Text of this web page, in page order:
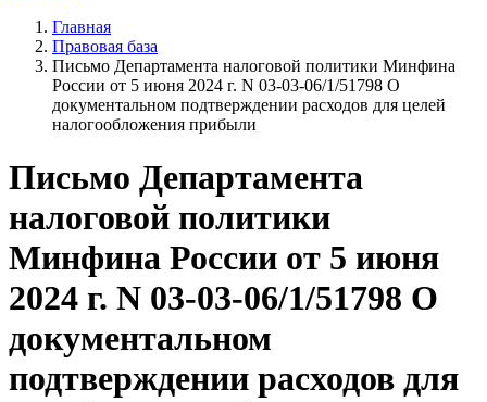
Главная
Правовая база
Письмо Департамента налоговой политики Минфина
России от 5 июня 2024 г. N 03-03-06/1/51798 О
документальном подтверждении расходов для целей
налогообложения прибыли
Письмо Департамента
налоговой политики
Минфина России от 5 июня
2024 г. N 03-03-06/1/51798 О
документальном
подтверждении расходов для